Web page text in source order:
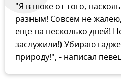
"Я в шоке от того,
разным! Совсем не
еще на несколько дней!
заслужили!) Убираю
природу!", - написал